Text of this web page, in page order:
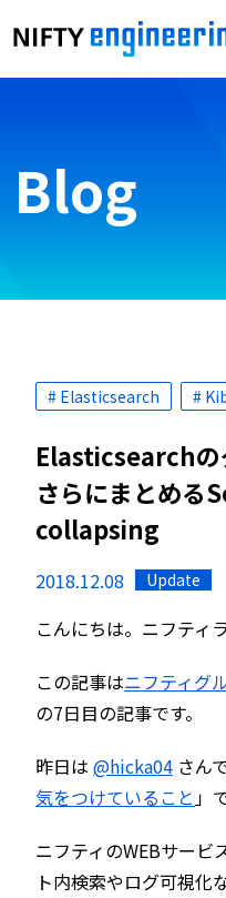
Blog
# Elasticsearch #
Elasticsearchの
さらにまとめ
collapsing
2018.12.08 Update
こんにちは。ニフティ
この記事はニフティグ
の7日目の記事です。
昨日は @hicka04 さん
気をつけていること」
ニフティのWEBサービ
ト内検索やログ可視化